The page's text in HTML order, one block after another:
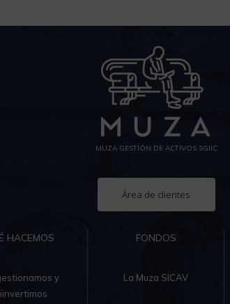
MUZA GESTIÓN DE ACTIVOS SGIIC
Área de clientes
HACEMOS
y
FONDOS
La Muza SICAV